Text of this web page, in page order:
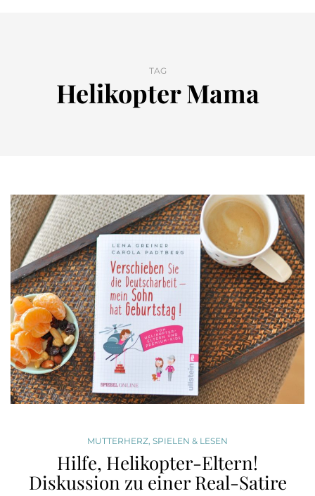
TAG
Helikopter Mama
MUTTERHERZ, SPIELEN & LESEN
Hilfe, Helikopter-Eltern!
Diskussion zu einer Real-Satire